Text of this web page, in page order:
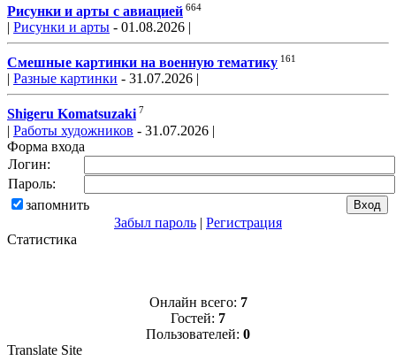
Рисунки и арты с авиацией 664
| Рисунки и арты - 01.08.2026 |
Смешные картинки на военную тематику 161
| Разные картинки - 31.07.2026 |
Shigeru Komatsuzaki 7
| Работы художников - 31.07.2026 |
Форма входа
Логин:
Пароль:
запомнить
Забыл пароль | Регистрация
Статистика
Онлайн всего: 7
Гостей: 7
Пользователей: 0
Translate Site